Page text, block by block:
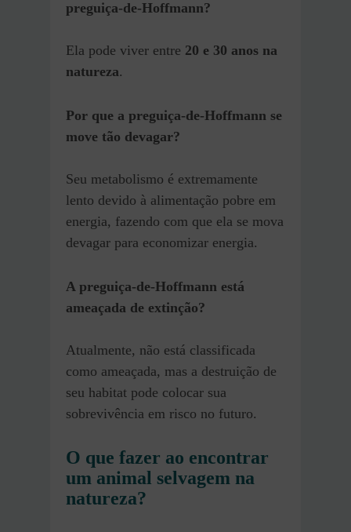
preguiça-de-Hoffmann?
Ela pode viver entre 20 e 30 anos na
natureza.
Por que a preguiça-de-Hoffmann se
move tão devagar?
Seu metabolismo é extremamente
lento devido à alimentação pobre em
energia, fazendo com que ela se mova
devagar para economizar energia.
A preguiça-de-Hoffmann está
ameaçada de extinção?
Atualmente, não está classificada
como ameaçada, mas a destruição de
seu habitat pode colocar sua
sobrevivência em risco no futuro.
O que fazer ao encontrar
um animal selvagem na
natureza?